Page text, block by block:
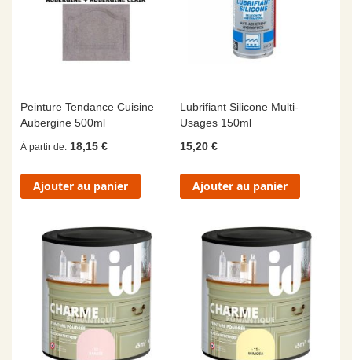
Peinture Tendance Cuisine
Aubergine 500ml
À partir de 18,15 €
Ajouter au panier
Lubrifiant Silicone Multi-
Usages 150ml
15,20 €
Ajouter au panier